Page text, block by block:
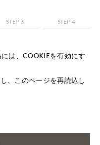
STEP 3 STEP 4
は、COOKIEを有効にす
、このページを再読込し